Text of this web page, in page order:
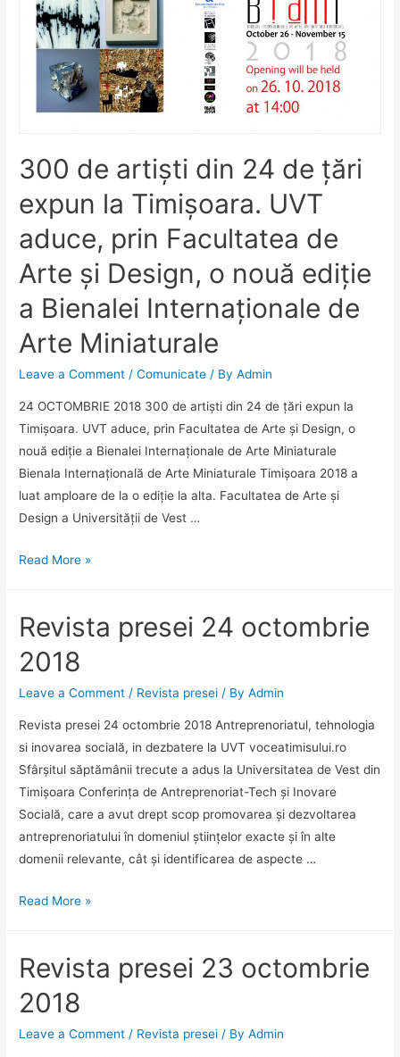
300 de artiști din 24 de țări
expun la Timișoara. UVT
aduce, prin Facultatea de
Arte și Design, o nouă ediție
a Bienalei Internaționale de
Arte Miniaturale
Leave a Comment /Comunicate / ByAdmin
24 OCTOMBRIE 2018 300 de artiști din 24 de țări expun la
Timișoara. UVT aduce, prin Facultatea de Arte și Design, o
nouă ediție a Bienalei Internaționale de Arte Miniaturale
Bienala Internațională de Arte Miniaturale Timișoara 2018 a
luat amploare de la o ediție la alta. Facultatea de Arte și
Design a Universității de Vest …
300
din
de
țări
aduce,
Arte
o
nouă
ediție
a
Read More »
Revista presei 24 octombrie
2018
Leave a Comment / Revista presei / ByAdmin
Revista presei 24 octombrie 2018 Antreprenoriatul, tehnologia
si inovarea socială, in dezbatere la UVT voceatimisului.ro
Sfârșitul săptămânii trecute a adus la Universitatea de Vest din
Timișoara Conferința de Antreprenoriat-Tech și Inovare
Socială, care a avut drept scop promovarea și dezvoltarea
antreprenoriatului în domeniul științelor exacte și în alte
domenii relevante, cât și identificarea de aspecte …
Revista
octombrie
Read More »
Revista presei 23 octombrie
2018
Leave a Comment / Revista presei / ByAdmin